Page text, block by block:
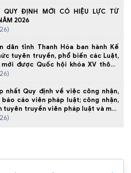
HỌC THÊM
QUY ĐỊNH MỚI CÓ HIỆU LỰC TỪ
2026
dân tỉnh Thanh Hóa ban hành Kế
tuyên truyền, phổ biến các Luật,
được Quốc hội khóa XV thông
thứ 10 trên địa bàn tỉnh
nhất Quy định về việc công nhận,
báo cáo viên pháp luật; công nhận,
tuyên truyền viên pháp luật và một
bảo đảm hoạt động của báo cáo
tuyên truyền viên pháp luật